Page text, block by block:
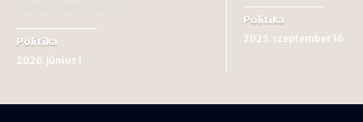
Politika
2026. június 1
Politika
2025. szeptember 16